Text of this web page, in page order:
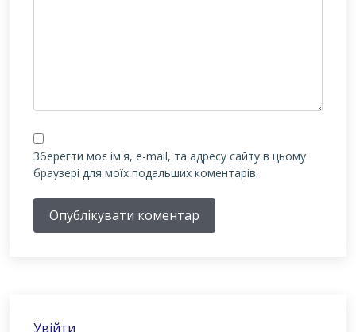
Зберегти моє ім'я, e-mail, та адресу сайту в цьому
браузері для моїх подальших коментарів.
Опублікувати коментар
Увійти